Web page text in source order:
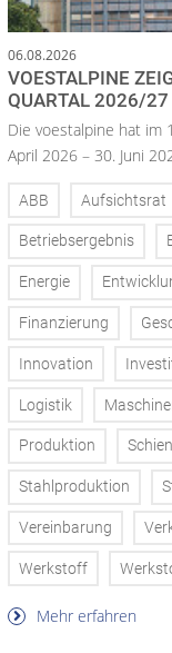
06.08.2026
VOESTALPINE
QUARTAL 2026/27
Die voestalpine hat im
April 2026 – 30. Juni
ABB Aufsichtsrat
Betriebsergebnis
Energie
Finanzierung
Innovation
Logistik
Produktion
Stahlproduktion
Vereinbarung
Werkstoff
Mehr erfahren